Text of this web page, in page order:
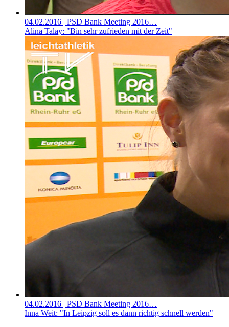
04.02.2016 | PSD Bank Meeting 2016…
Alina Talay: "Bin sehr zufrieden mit der Zeit"
04.02.2016 | PSD Bank Meeting 2016…
Inna Weit: "In Leipzig soll es dann richtig schnell werden"